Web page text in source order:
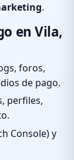
.
en Vila,
foros,
de pago.
perfiles,
Console) y